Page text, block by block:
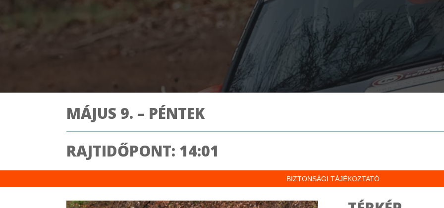
MÁJUS 9. – PÉNTEK
RAJTIDŐPONT: 14:01
BIZTONSÁGI TÁJÉKOZTATÓ